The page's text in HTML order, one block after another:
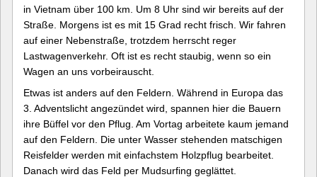
in Vietnam über 100 km. Um 8 Uhr sind wir bereits auf der
Straße. Morgens ist es mit 15 Grad recht frisch. Wir fahren
auf einer Nebenstraße, trotzdem herrscht reger
Lastwagenverkehr. Oft ist es recht staubig, wenn so ein
Wagen an uns vorbeirauscht.
Etwas ist anders auf den Feldern. Während in Europa das
3. Adventslicht angezündet wird, spannen hier die Bauern
ihre Büffel vor den Pflug. Am Vortag arbeitete kaum jemand
auf den Feldern. Die unter Wasser stehenden matschigen
Reisfelder werden mit einfachstem Holzpflug bearbeitet.
Danach wird das Feld per Mudsurfing geglättet.